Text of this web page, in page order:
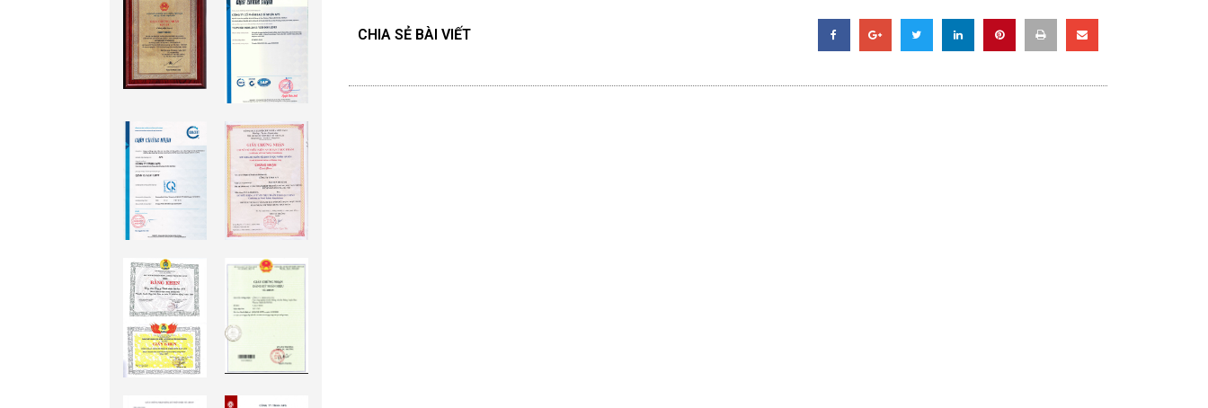
CHIA SẺ BÀI VIẾT